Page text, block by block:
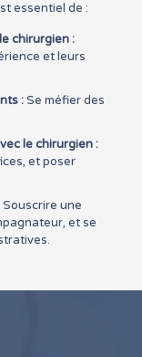
essentiel de :
chirurgien :
et leurs
:Se méfier des
le chirurgien :
et poser
Souscrire une
et se